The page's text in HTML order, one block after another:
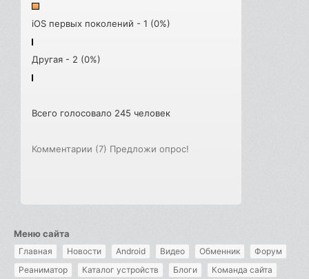
iOS первых поколений - 1 (0%)
Другая - 2 (0%)
Всего голосовало 245 человек
Комментарии (7) Предложи опрос!
Меню сайта
Главная Новости Android Видео Обменник
Форум
Реаниматор
Каталог устройств Блоги Команда сайта